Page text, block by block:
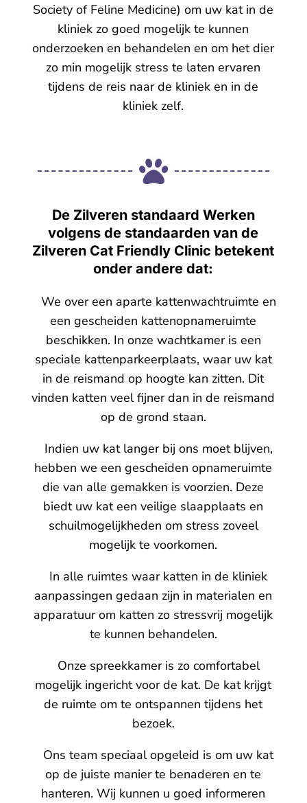
Society of Feline Medicine) om uw kat in de
kliniek zo goed mogelijk te kunnen
onderzoeken en behandelen en om het dier
zo min mogelijk stress te laten ervaren
tijdens de reis naar de kliniek en in de
kliniek zelf.

De Zilveren standaard Werken
volgens de standaarden van de
Zilveren Cat Friendly Clinic betekent
onder andere dat:
We over een aparte kattenwachtruimte en
een gescheiden kattenopnameruimte
beschikken. In onze wachtkamer is een
speciale kattenparkeerplaats, waar uw kat
in de reismand op hoogte kan zitten. Dit
vinden katten veel fijner dan in de reismand
op de grond staan.
Indien uw kat langer bij ons moet blijven,
hebben we een gescheiden opnameruimte
die van alle gemakken is voorzien. Deze
biedt uw kat een veilige slaapplaats en
schuilmogelijkheden om stress zoveel
mogelijk te voorkomen.
In alle ruimtes waar katten in de kliniek
aanpassingen gedaan zijn in materialen en
apparatuur om katten zo stressvrij mogelijk
te kunnen behandelen.
Onze spreekkamer is zo comfortabel
mogelijk ingericht voor de kat. De kat krijgt
de ruimte om te ontspannen tijdens het
bezoek.
Ons team speciaal opgeleid is om uw kat
op de juiste manier te benaderen en te
hanteren. Wij kunnen u goed informeren